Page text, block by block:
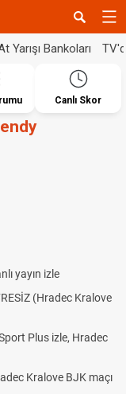
Yarışı Bankoları
Canlı Skor
yayın izle
(Hradec Kralove
Plus izle, Hradec
Kralove BJK maçı